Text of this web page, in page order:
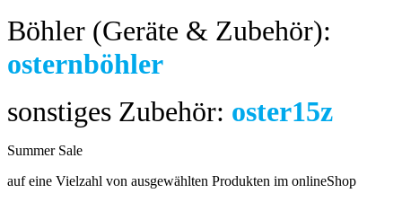
Böhler (Geräte & Zubehör):
osternböhler
sonstiges Zubehör: oster15z
Summer Sale
auf eine Vielzahl von ausgewählten Produkten im onlineShop